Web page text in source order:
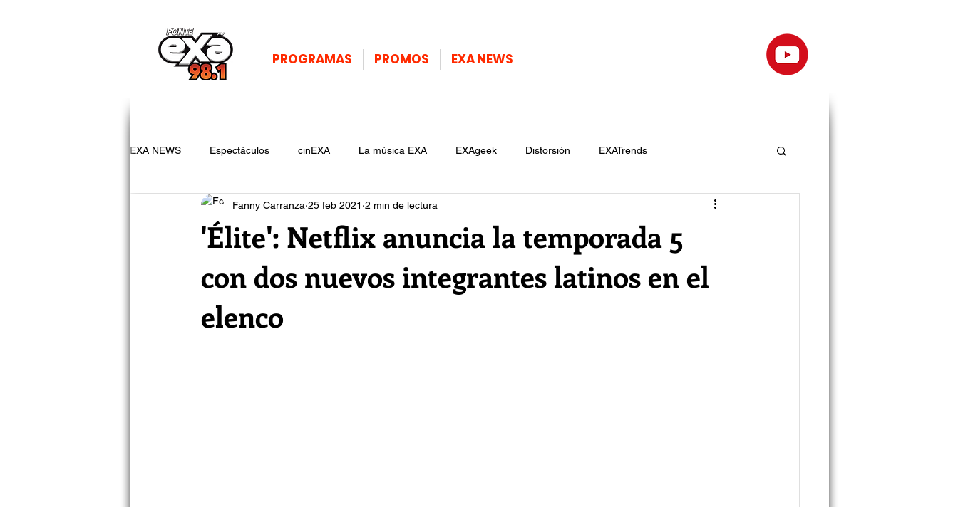
PROGRAMAS PROMOS EXA NEWS
EXA NEWS Espectáculos cinEXA La música EXA EXAgeek Distorsión EXATrends
'Élite': Netflix anuncia la temporada 5
con dos nuevos integrantes latinos en el
elenco
Fanny Carranza 25 feb 2021 2 min de lectura